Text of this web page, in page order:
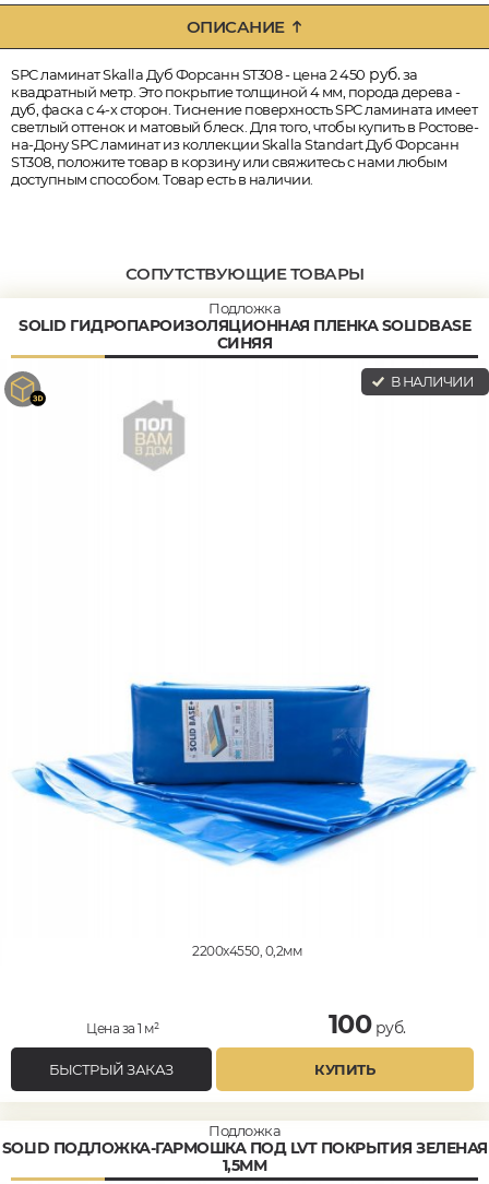
ОПИСАНИЕ
SPC ламинат Skalla Дуб Форсанн ST308 - цена 2 450 руб.за
квадратный метр. Это покрытие толщиной 4 мм, порода дерева -
дуб, фаска с 4-х сторон. Тиснение поверхность SPC ламината имеет
светлый оттенок и матовый блеск. Для того, чтобы купить в Ростове-
на-Дону SPC ламинат из коллекции Skalla Standart Дуб Форсанн
ST308, положите товар в корзину или свяжитесь с нами любым
доступным способом. Товар есть в наличии.
СОПУТСТВУЮЩИЕ ТОВАРЫ
Подложка
SOLID ГИДРОПАРОИЗОЛЯЦИОННАЯ ПЛЕНКА SOLIDBASE
СИНЯЯ
В НАЛИЧИИ
2200x4550, 0,2мм
Цена за 1 м² 100руб.
БЫСТРЫЙ ЗАКАЗ КУПИТЬ
Подложка
SOLID ПОДЛОЖКА-ГАРМОШКА ПОД LVT ПОКРЫТИЯ ЗЕЛЕНАЯ
1,5ММ